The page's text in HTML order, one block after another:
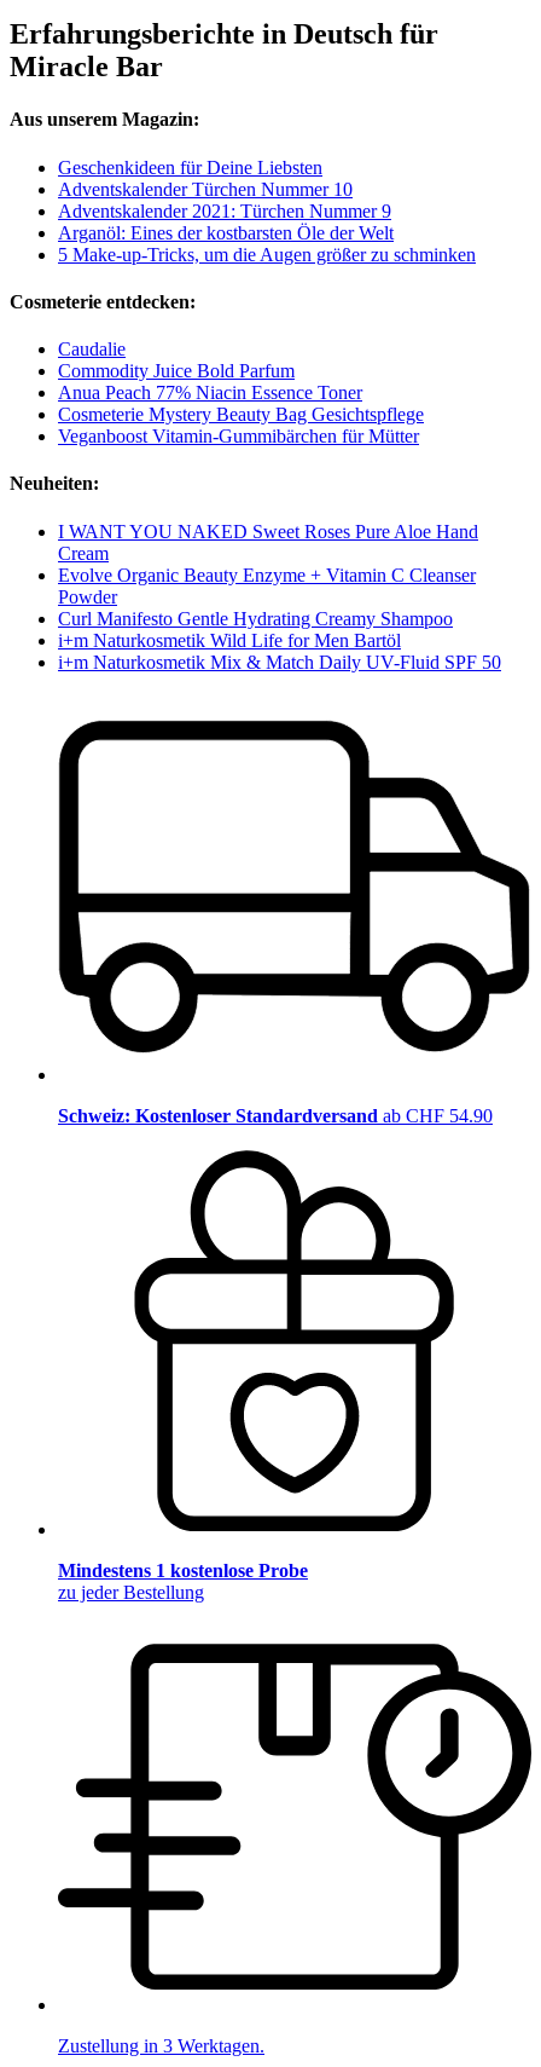
Erfahrungsberichte in Deutsch für
Miracle Bar
Aus unserem Magazin:
Geschenkideen für Deine Liebsten
Adventskalender Türchen Nummer 10
Adventskalender 2021: Türchen Nummer 9
Arganöl: Eines der kostbarsten Öle der Welt
5 Make-up-Tricks, um die Augen größer zu schminken
Cosmeterie entdecken:
Caudalie
Commodity Juice Bold Parfum
Anua Peach 77% Niacin Essence Toner
Cosmeterie Mystery Beauty Bag Gesichtspflege
Veganboost Vitamin-Gummibärchen für Mütter
Neuheiten:
I WANT YOU NAKED Sweet Roses Pure Aloe Hand
Cream
Evolve Organic Beauty Enzyme + Vitamin C Cleanser
Powder
Curl Manifesto Gentle Hydrating Creamy Shampoo
i+m Naturkosmetik Wild Life for Men Bartöl
i+m Naturkosmetik Mix & Match Daily UV-Fluid SPF 50
Schweiz: Kostenloser Standardversand ab CHF 54.90
Mindestens 1 kostenlose Probe
zu jeder Bestellung
Zustellung in 3 Werktagen.